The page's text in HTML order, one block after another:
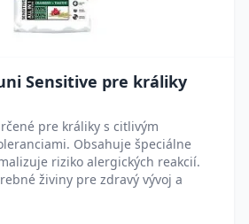
Sensitive pre králiky
pre králiky s citlivým
Obsahuje špeciálne
riziko alergických reakcií.
živiny pre zdravý vývoj a